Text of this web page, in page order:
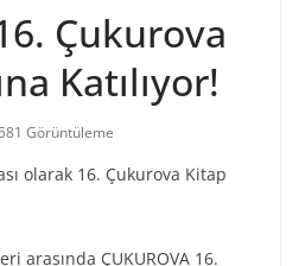
Çukurova
Katılıyor!
Görüntüleme
olarak 16. Çukurova Kitap
arasında ÇUKUROVA 16.